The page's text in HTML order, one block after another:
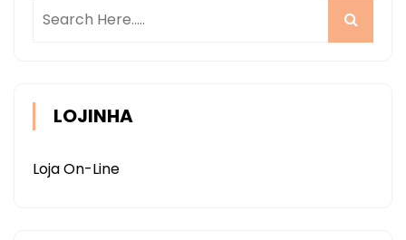
LOJINHA
Loja On-Line